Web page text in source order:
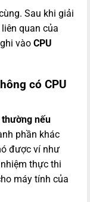
Sau khi giải
quan của
vào CPU
có CPU
nếu
phần khác
được ví như
thực thi
máy tính của